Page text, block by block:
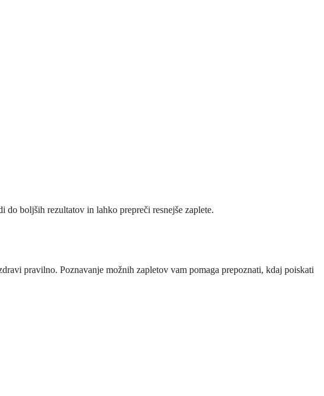
do boljših rezultatov in lahko prepreči resnejše zaplete.
pravilno. Poznavanje možnih zapletov vam pomaga prepoznati, kdaj poiskati